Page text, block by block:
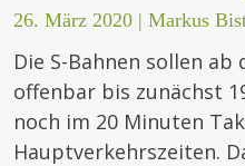
26. März 2020 | Markus
Die S-Bahnen sollen ab
offenbar bis zunächst
noch im 20 Minuten
Hauptverkehrszeiten.